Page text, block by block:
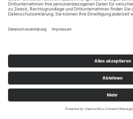
4.398,00 €
Mehr